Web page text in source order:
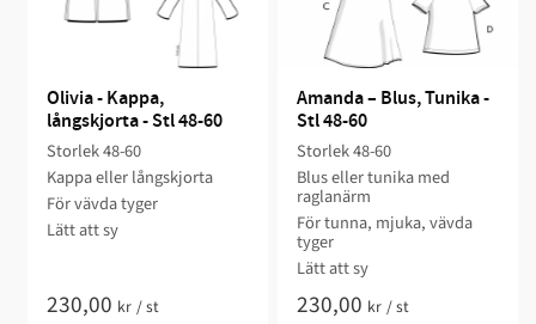
Olivia - Kappa,
långskjorta - Stl 48-60
Storlek 48-60​​​
Kappa eller långskjorta​​
För vävda tyger
Lätt att sy​​​​​
230,00 kr /st
Amanda – Blus, Tunika -
Stl 48-60
Storlek 48-60​
Blus eller tunika med
raglanärm​​
För tunna, mjuka, vävda
tyger
Lätt att sy​​​​​
230,00 kr /st